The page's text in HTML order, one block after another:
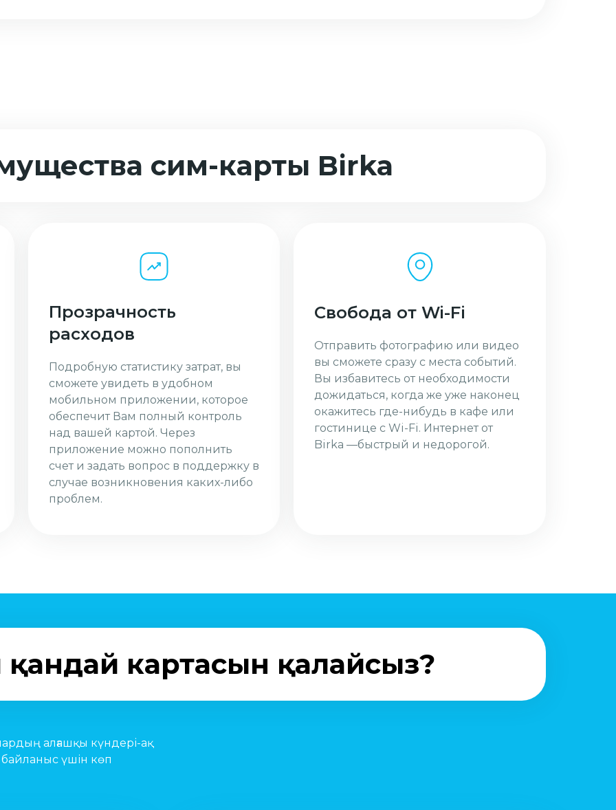
сим-карты Birka
Прозрачность
расходов
Подробную статистику затрат, вы
сможете увидеть в удобном
мобильном приложении, которое
обеспечит Вам полный контроль
над вашей картой. Через
приложение можно пополнить
счет и задать вопрос в поддержку в
случае возникновения каких-либо
проблем.
Свобода от Wi-Fi
Отправить фотографию или видео
вы сможете сразу с места событий.
Вы избавитесь от необходимости
дожидаться, когда же уже наконец
окажитесь где-нибудь в кафе или
гостинице с Wi-Fi. Интернет от
Birka —быстрый и недорогой.
қандай картасын қалайсыз?
алғашқы күндері-ақ
үшін көп